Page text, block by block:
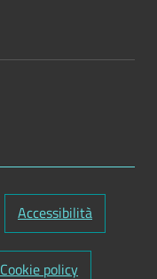
Accessibilità
Cookie policy